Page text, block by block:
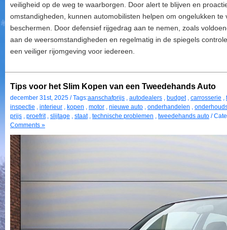
veiligheid op de weg te waarborgen. Door alert te blijven en
omstandigheden, kunnen automobilisten helpen om ongelukken
beschermen. Door defensief rijgedrag aan te nemen, zoals
aan de weersomstandigheden en regelmatig in de spiegels
een veiliger rijomgeving voor iedereen.
Tips voor het Slim Kopen van een Tweedehands Auto
december 31st, 2025 / Tags:aanschafprijs , autodealers , budget, carrosserie ,
inspectie , interieur , kopen , motor , nieuwe auto , onderhandelen ,
prijs , proefrit, slijtage , staat, technische problemen , tweedehands auto /
Comments »